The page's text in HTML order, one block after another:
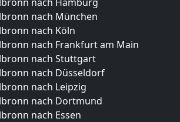
nach München
nach Köln
nach Frankfurt am Main
nach Stuttgart
nach Düsseldorf
nach Leipzig
nach Dortmund
nach Essen